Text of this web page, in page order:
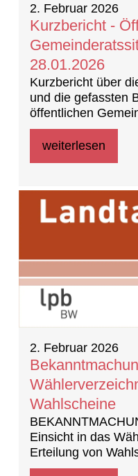
2. Februar 2026
Kurzbericht -
28.01.2026
Kurzbericht über
und die gefassten
öffentlichen
26.01.2026 und
weiterlesen
2. Februar 2026
Wahlscheine
Einsicht in das
Erteilung von
Landtag am 8.